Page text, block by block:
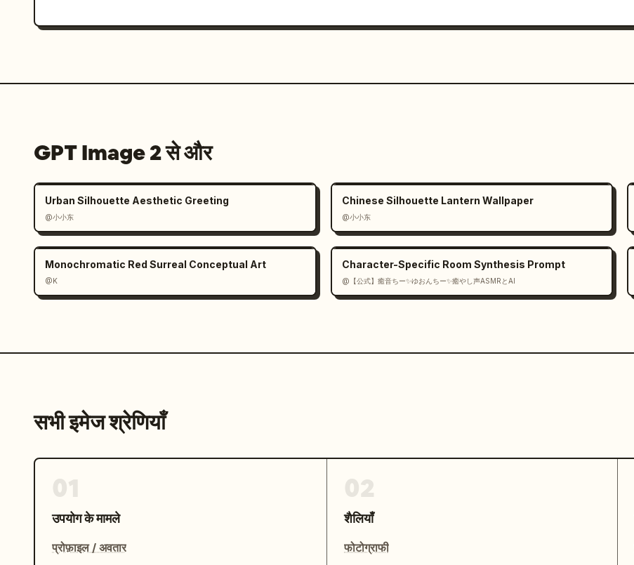
GPT Image 2 से और
Urban Silhouette Aesthetic Greeting
@小小东
Chinese Silhouette Lantern Wallpaper
@小小东
Monochromatic Red Surreal Conceptual Art
@K
Character-Specific Room Synthesis Prompt
@【公式】癒音ちー✨ゆおんちー✨癒やし声ASMRとAI
सभी इमेज श्रेणियाँ
उपयोग के मामले
प्रोफ़ाइल / अवतार
शैलियाँ
फोटोग्राफी